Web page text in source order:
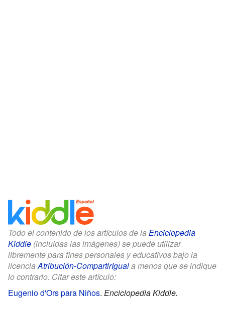
Todo el contenido de los artículos de la Enciclopedia
Kiddle (incluidas las imágenes) se puede utilizar
libremente para fines personales y educativos bajo la
licenciaAtribución-CompartirIguala menos que se indique
lo contrario. Citar este artículo:
Eugenio d'Ors para Niños. Enciclopedia Kiddle.